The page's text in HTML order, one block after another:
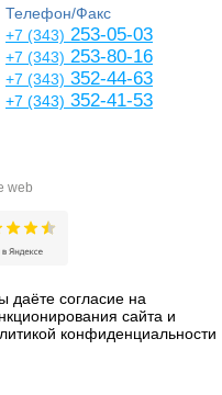
Телефон/Факс
+7 (343) 253-05-03
+7 (343) 253-80-16
+7 (343) 352-44-63
+7 (343) 352-41-53
web
даёте согласие на
сайта и
конфиденциальности